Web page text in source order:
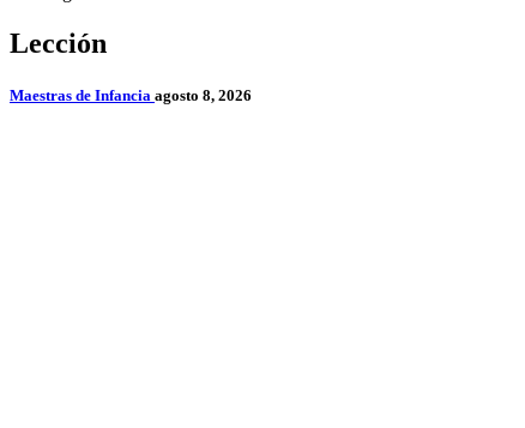
Lección
Maestras de Infancia agosto 8, 2026